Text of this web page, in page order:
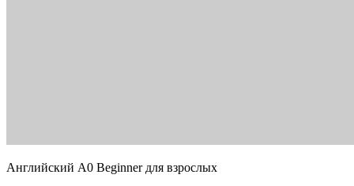
Английский A0 Beginner для взрослых